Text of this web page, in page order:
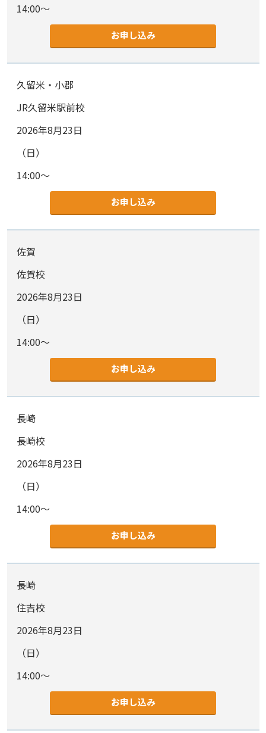
14:00～
お申し込み
久留米・小郡
JR久留米駅前校
2026年8月23日
（日）
14:00～
お申し込み
佐賀
佐賀校
2026年8月23日
（日）
14:00～
お申し込み
長崎
長崎校
2026年8月23日
（日）
14:00～
お申し込み
長崎
住吉校
2026年8月23日
（日）
14:00～
お申し込み